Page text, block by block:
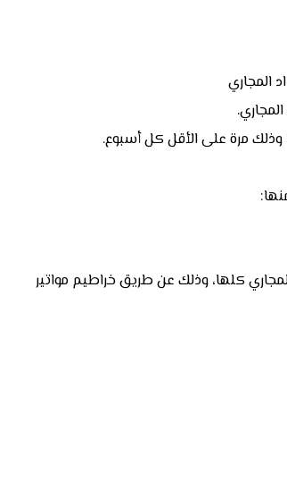
المجاري
وذلك مرة على الأقل كل أسبوع.
كلها، وذلك عن طريق خراطيم مواتير